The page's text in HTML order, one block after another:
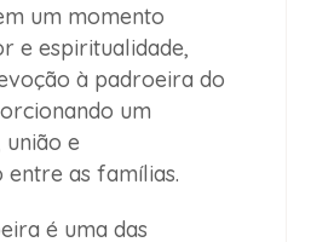
um momento
e espiritualidade,
à padroeira do
um
união e
as famílias.
é uma das